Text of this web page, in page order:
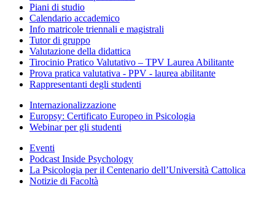
Piani di studio
Calendario accademico
Info matricole triennali e magistrali
Tutor di gruppo
Valutazione della didattica
Tirocinio Pratico Valutativo – TPV Laurea Abilitante
Prova pratica valutativa - PPV - laurea abilitante
Rappresentanti degli studenti
Internazionalizzazione
Europsy: Certificato Europeo in Psicologia
Webinar per gli studenti
Eventi
Podcast Inside Psychology
La Psicologia per il Centenario dell’Università Cattolica
Notizie di Facoltà